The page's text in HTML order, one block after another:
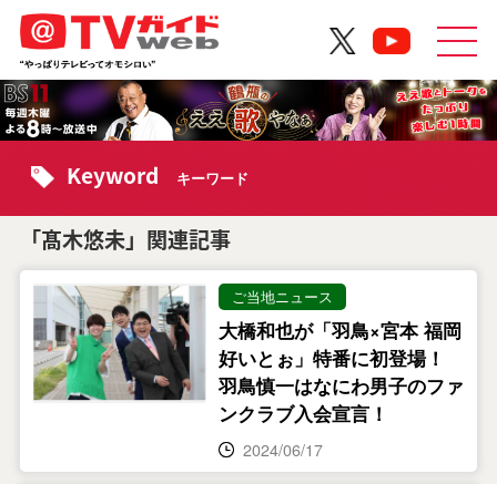
Keyword キーワード
「髙木悠未」関連記事
ご当地ニュース
大橋和也が「羽鳥×宮本 福岡
好いとぉ」特番に初登場！
羽鳥慎一はなにわ男子のファ
ンクラブ入会宣言！
2024/06/17